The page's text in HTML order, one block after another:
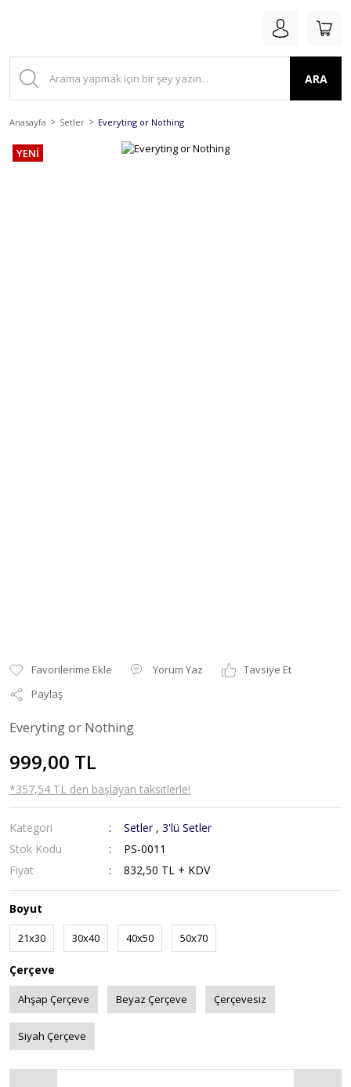
ARA
Anasayfa Setler Everyting or Nothing
YENİ
Yorum Yaz
Tavsiye Et
Paylaş
Everyting or Nothing
999,00 TL
*357,54 TL den başlayan taksitlerle!
Kategori Setler ,3'lü Setler
Stok Kodu
PS-0011
Fiyat
832,50 TL + KDV
Boyut
21x30 30x40 40x50 50x70
Çerçeve
Ahşap Çerçeve Beyaz Çerçeve Çerçevesiz
Siyah Çerçeve